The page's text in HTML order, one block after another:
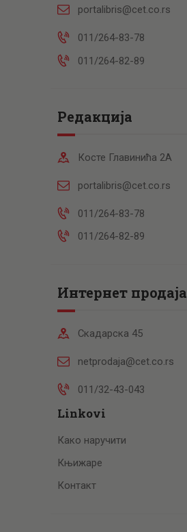
portalibris@cet.co.rs
011/264-83-78
011/264-82-89
Редакција
Косте Главинића 2А
portalibris@cet.co.rs
011/264-83-78
011/264-82-89
Интернет продаја
Скадарска 45
netprodaja@cet.co.rs
011/32-43-043
Linkovi
Како наручити
Књижаре
Контакт